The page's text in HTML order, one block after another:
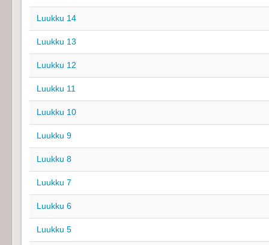
Luukku 14
Luukku 13
Luukku 12
Luukku 11
Luukku 10
Luukku 9
Luukku 8
Luukku 7
Luukku 6
Luukku 5